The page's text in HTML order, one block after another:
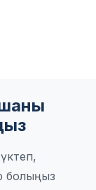
болыңыз